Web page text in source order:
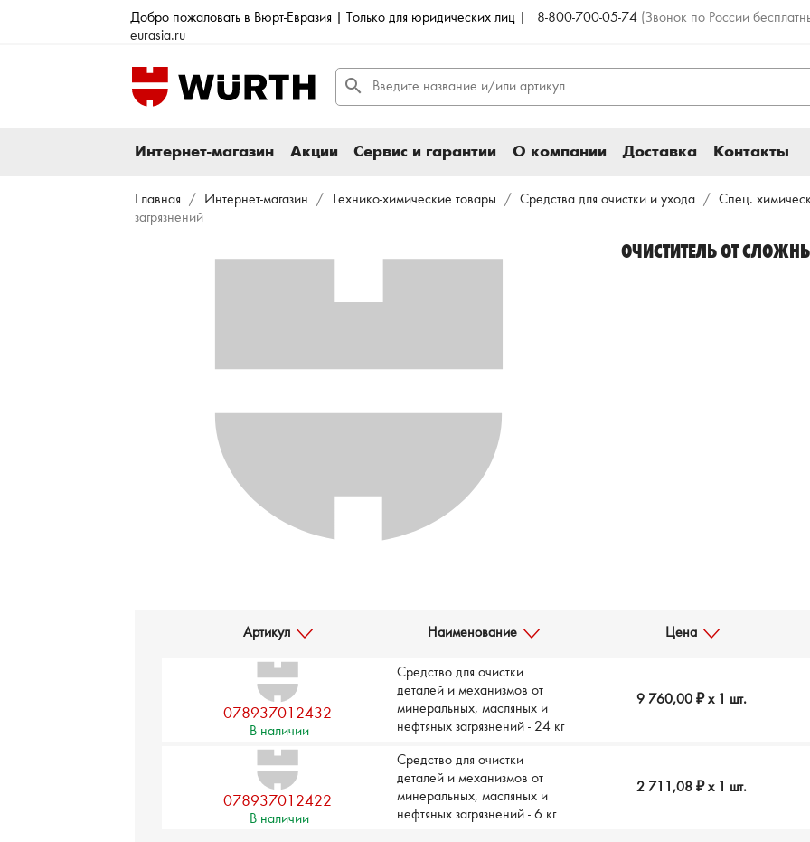
Добро пожаловать в Вюрт-Евразия | Только для юридических лиц | 8-800-700-05-74 (Звонок по России
eurasia.ru
search
Интернет-магазин Акции Сервис и гарантии О компании Доставка Контакты
Главная Интернет-магазин Технико-химические товары Средства для очистки и ухода Спец.
загрязнений
ОЧИСТИТЕЛЬ ОТ
Артикул Наименование Цена
078937012432
В наличии
Средство для очистки
деталей и механизмов от
минеральных, масляных и
нефтяных загрязнений - 24 кг
9 760,00 ₽x 1 шт.
078937012422
В наличии
Средство для очистки
деталей и механизмов от
минеральных, масляных и
нефтяных загрязнений - 6 кг
2 711,08 ₽x 1 шт.